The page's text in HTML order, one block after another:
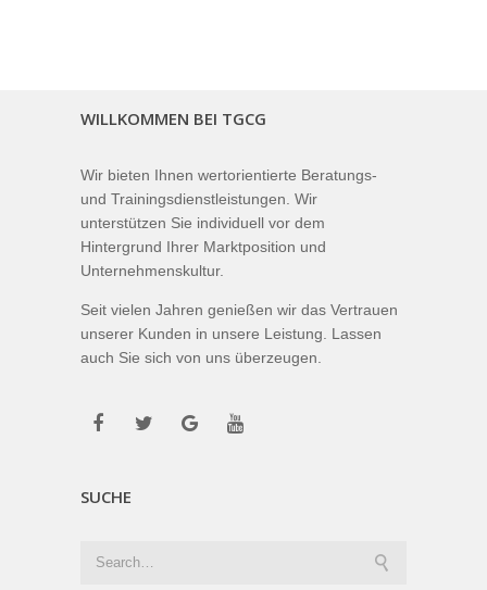
WILLKOMMEN BEI TGCG
Wir bieten Ihnen wertorientierte Beratungs-
und Trainingsdienstleistungen. Wir
unterstützen Sie individuell vor dem
Hintergrund Ihrer Marktposition und
Unternehmenskultur.
Seit vielen Jahren genießen wir das Vertrauen
unserer Kunden in unsere Leistung. Lassen
auch Sie sich von uns überzeugen.
SUCHE